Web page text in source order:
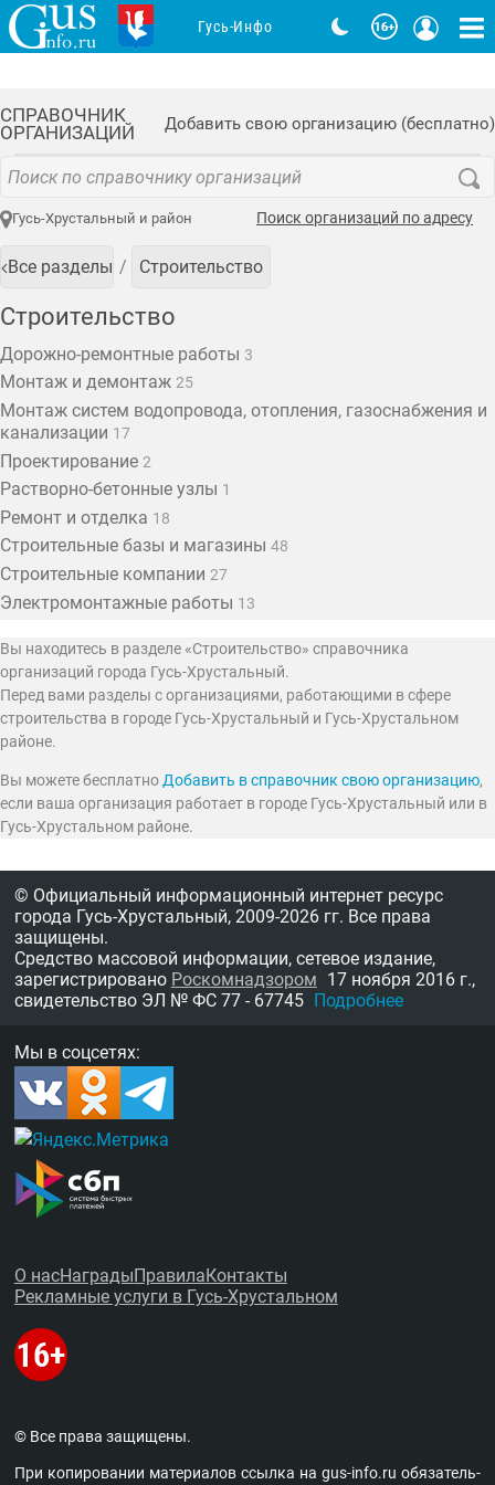
СПРАВОЧНИК
ОРГАНИЗАЦИЙ
Добавить свою организацию (бесплатно)
Гусь-Хрустальный и район Поиск организаций по адресу
Все разделы Строительство
Строительство
Дорожно-ремонтные работы 3
Монтаж и демонтаж 25
Монтаж систем водопровода, отопления, газоснабжения и
канализации 17
Проектирование 2
Растворно-бетонные узлы 1
Ремонт и отделка 18
Строительные базы и магазины 48
Строительные компании 27
Электромонтажные работы 13
Вы находитесь в разделе «Строительство» справочника
организаций города Гусь-Хрустальный.
Перед вами разделы с организациями, работающими в сфере
строительства в городе Гусь-Хрустальный и Гусь-Хрустальном
районе.
Вы можете бесплатноДобавить в справочник свою организацию,
если ваша организация работает в городе Гусь-Хрустальный или в
Гусь-Хрустальном районе.
Гусь-Инфо
© Официальный информационный интернет ресурс
города Гусь-Хрустальный, 2009-2026 гг. Все права
защищены.
Средство массовой информации, сетевое издание,
зарегистрировано Роскомнадзором 17 ноября 2016 г.,
свидетельство ЭЛ № ФС 77 - 67745 Подробнее
Мы в соцсетях:
О насНаградыПравилаКонтакты
Рекламные услуги в Гусь-Хрустальном
© Все права защищены.
При копировании материалов ссыл­ка наgus-info.ru обя­за­тель­